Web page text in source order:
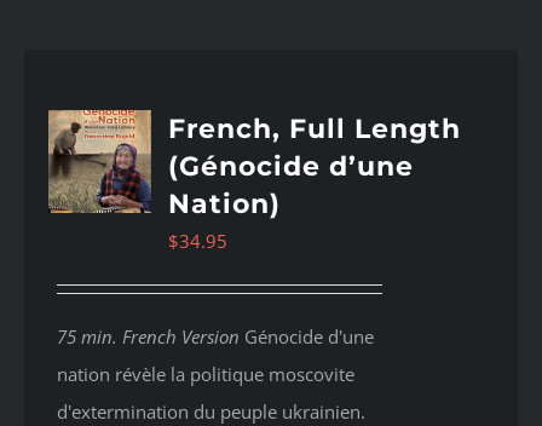
French, Full Length
(Génocide d’une
Nation)
$34.95
75 min. French Version Génocide d'une
nation révèle la politique moscovite
d'extermination du peuple ukrainien.